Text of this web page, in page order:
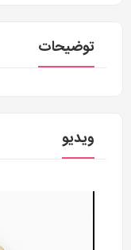
توضیحات
ویدیو